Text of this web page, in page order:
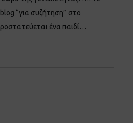
“για συζήτηση” στο
ένα παιδί…